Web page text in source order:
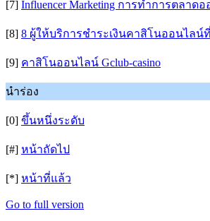
[7] Influencer Marketing การทำการตลา
[8] 8 ผู้ให้บริการชำระเงินคาสิโนออนไลน์
[9] คาสิโนออนไลน์ Gclub-casino
นำร่อง
[0] ขึ้นหนึ่งระดับ
[#] หน้าถัดไป
[*] หน้าที่แล้ว
Go to full version